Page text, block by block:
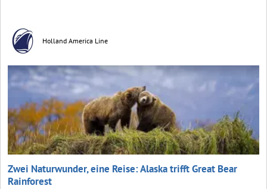
Holland America Line
Zwei Naturwunder, eine Reise: Alaska trifft Great Bear
Rainforest